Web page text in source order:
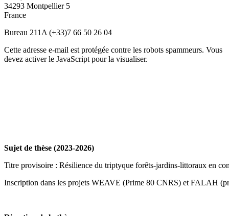
34293 Montpellier 5
France
Bureau 211A (+33)7 66 50 26 04
Cette adresse e-mail est protégée contre les robots spammeurs. Vous
devez activer le JavaScript pour la visualiser.
Sujet de thèse (2023-2026)
Titre provisoire : Résilience du triptyque forêts-jardins-littoraux en
Inscription dans les projets WEAVE (Prime 80 CNRS) et FALAH